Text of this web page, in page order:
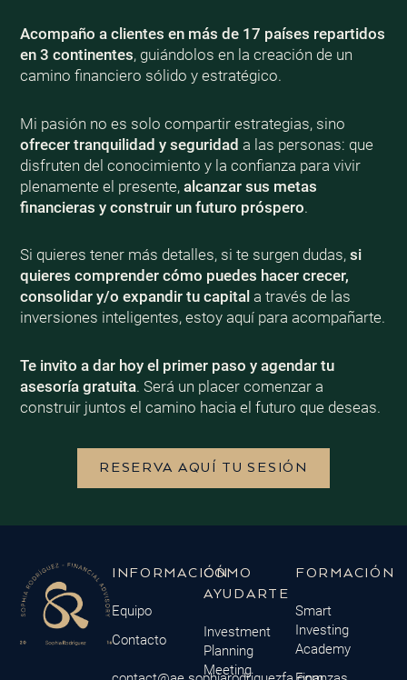
Acompaño a clientes en más de 17 países repartidos
en 3 continentes, guiándolos en la creación de un
camino financiero sólido y estratégico.
Mi pasión no es solo compartir estrategias, sino
ofrecer tranquilidad y seguridad a las personas: que
disfruten del conocimiento y la confianza para vivir
plenamente el presente, alcanzar sus metas
financieras y construir un futuro próspero.
Si quieres tener más detalles, si te surgen dudas, si
quieres comprender cómo puedes hacer crecer,
consolidar y/o expandir tu capital a través de las
inversiones inteligentes, estoy aquí para acompañarte.
Te invito a dar hoy el primer paso y agendar tu
asesoría gratuita. Será un placer comenzar a
construir juntos el camino hacia el futuro que deseas.
RESERVA AQUÍ TU SESIÓN
INFORMACIÓN
Equipo
Contacto
CÓMO
AYUDARTE
Investment
Planning
Meeting
FORMACIÓN
Smart
Investing
Academy